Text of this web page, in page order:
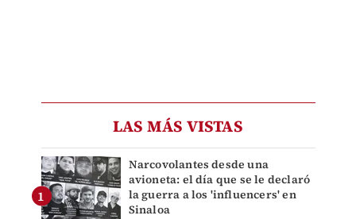
LAS MÁS VISTAS
Narcovolantes desde una
avioneta: el día que se le declaró
la guerra a los 'influencers' en
Sinaloa